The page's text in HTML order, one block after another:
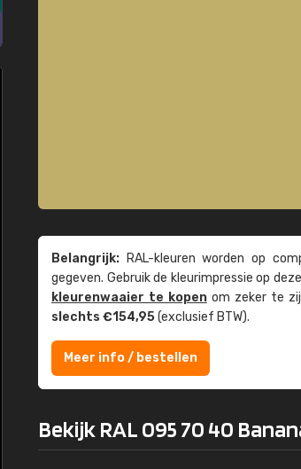
Belangrijk: RAL-kleuren worden op
gegeven. Gebruik de kleur­impressie op
kleuren­waaier te kopenom zeker te
slechts €154,95(exclusief BTW).
Meer info / bestellen
Bekijk RAL 095 70 40